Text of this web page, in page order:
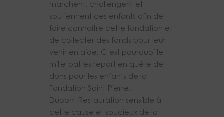
marchent, challengent et
soutiennent ces enfants afin de
faire connaitre cette fondation et
de collecter des fonds pour leur
venir en aide. C’est pourquoi le
mille-pattes repart en quête de
dons pour les enfants de la
Fondation Saint-Pierre.
Dupont Restauration sensible à
cette cause et soucieux de la